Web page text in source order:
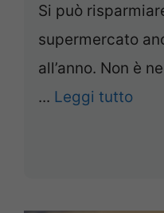
Si può
supermercato
all’anno. Non è
... Leggi tutto